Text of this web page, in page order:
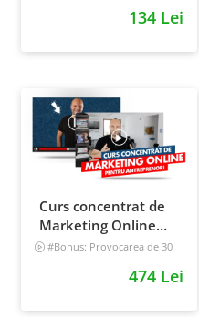
134 Lei
Curs concentrat de
Marketing Online
pentru antreprenori
#Bonus: Provocarea de 30
474 Lei